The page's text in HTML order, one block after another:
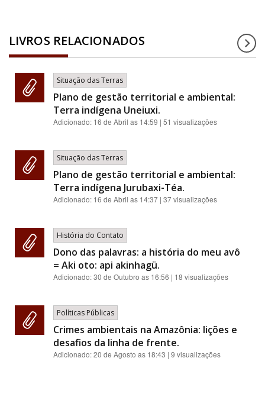
LIVROS RELACIONADOS
Situação das Terras
Plano de gestão territorial e ambiental:
Terra indígena Uneiuxi.
Adicionado: 16 de Abril as 14:59 | 51 visualizações
Situação das Terras
Plano de gestão territorial e ambiental:
Terra indígena Jurubaxi-Téa.
Adicionado: 16 de Abril as 14:37 | 37 visualizações
História do Contato
Dono das palavras: a história do meu avô
= Aki oto: api akinhagü.
Adicionado:30 de Outubro as 16:56 | 18 visualizações
Políticas Públicas
Crimes ambientais na Amazônia: lições e
desafios da linha de frente.
Adicionado:20 de Agosto as 18:43 | 9 visualizações